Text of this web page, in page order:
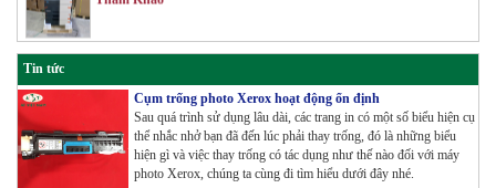
Máy Photocopy màu Toshiba E-Studio 3515AC Renew
Máy Photocopy Konica Minolta Bizhub 360i Renew
Tham Khảo
Tin tức
Cụm trống photo Xerox hoạt động ổn định
Sau quá trình sử dụng lâu dài, các trang in có một số biểu hiện cụ
thể nhắc nhở bạn đã đến lúc phải thay trống, đó là những biểu
hiện gì và việc thay trống có tác dụng như thế nào đối với máy
photo Xerox, chúng ta cùng đi tìm hiểu dưới đây nhé.